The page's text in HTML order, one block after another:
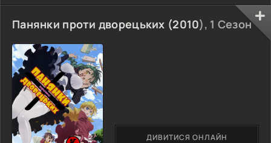
Панянки проти дворецьких (2010), 1 Сезон
ДИВИТИСЯ ОНЛАЙН